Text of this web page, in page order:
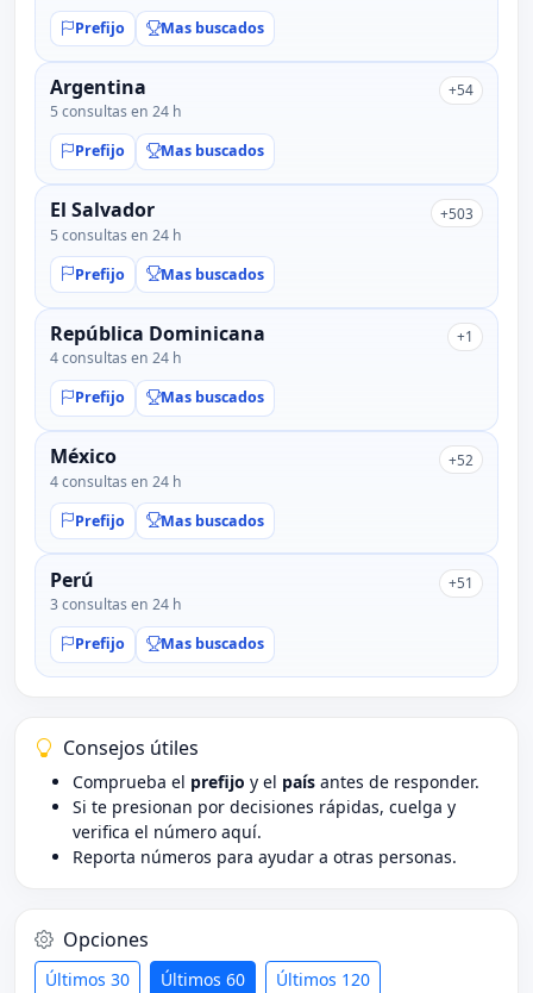
Prefijo Mas buscados
Argentina
5 consultas en 24 h
+54
Prefijo Mas buscados
El Salvador
5 consultas en 24 h
+503
Prefijo Mas buscados
República Dominicana
4 consultas en 24 h
+1
Prefijo Mas buscados
México
4 consultas en 24 h
+52
Prefijo Mas buscados
Perú
3 consultas en 24 h
+51
Prefijo Mas buscados
Consejos útiles
Comprueba el prefijo y el país antes de responder.
Si te presionan por decisiones rápidas, cuelga y
verifica el número aquí.
Reporta números para ayudar a otras personas.
Opciones
Últimos 30 Últimos 60 Últimos 120